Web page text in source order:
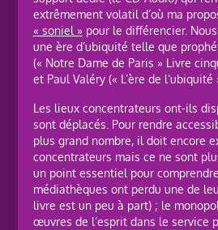
extrêmement volatil d’où ma
« soniel » pour le différencier.
une ère d’ubiquité telle que
(« Notre Dame de Paris » Livre
et Paul Valéry (« L’ère de l’ubiquité
Les lieux concentrateurs ont-ils
sont déplacés. Pour rendre
plus grand nombre, il doit encore
concentrateurs mais ce ne sont
un point essentiel pour
médiathèques ont perdu une de
livre est un peu à part) ; le
œuvres de l’esprit dans le service